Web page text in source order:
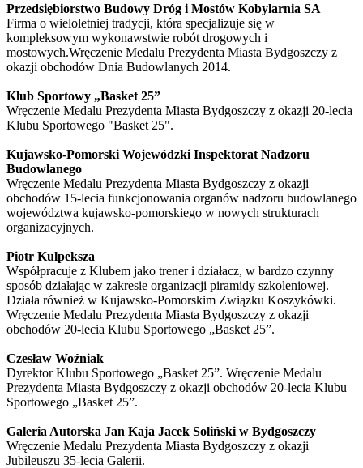
Przedsiębiorstwo Budowy Dróg i Mostów Kobylarnia SA
Firma o wieloletniej tradycji, która specjalizuje się w
kompleksowym wykonawstwie robót drogowych i
mostowych.Wręczenie Medalu Prezydenta Miasta Bydgoszczy z
okazji obchodów Dnia Budowlanych 2014.
Klub Sportowy „Basket 25”
Wręczenie Medalu Prezydenta Miasta Bydgoszczy z okazji 20-lecia
Klubu Sportowego "Basket 25".
Kujawsko-Pomorski Wojewódzki Inspektorat Nadzoru
Budowlanego
Wręczenie Medalu Prezydenta Miasta Bydgoszczy z okazji
obchodów 15-lecia funkcjonowania organów nadzoru budowlanego
województwa kujawsko-pomorskiego w nowych strukturach
organizacyjnych.
Piotr Kulpeksza
Współpracuje z Klubem jako trener i działacz, w bardzo czynny
sposób działając w zakresie organizacji piramidy szkoleniowej.
Działa również w Kujawsko-Pomorskim Związku Koszykówki.
Wręczenie Medalu Prezydenta Miasta Bydgoszczy z okazji
obchodów 20-lecia Klubu Sportowego „Basket 25”.
Czesław Woźniak
Dyrektor Klubu Sportowego „Basket 25”. Wręczenie Medalu
Prezydenta Miasta Bydgoszczy z okazji obchodów 20-lecia Klubu
Sportowego „Basket 25”.
Galeria Autorska Jan Kaja Jacek Soliński w Bydgoszczy
Wręczenie Medalu Prezydenta Miasta Bydgoszczy z okazji
Jubileuszu 35-lecia Galerii.